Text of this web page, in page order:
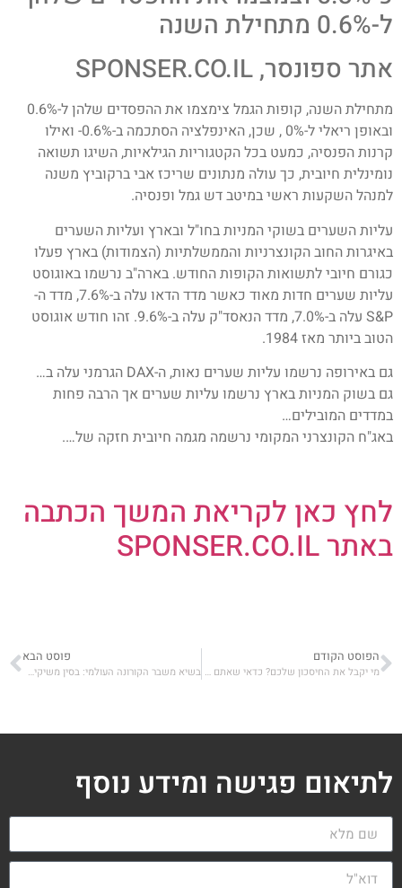
ל-0.6% מתחילת השנה
אתר ספונסר, SPONSER.CO.IL
מתחילת השנה, קופות הגמל צימצמו את ההפסדים שלהן ל-0.6%
ובאופן ריאלי ל-0% , שכן, האינפלציה הסתכמה ב-0.6%- ואילו
קרנות הפנסיה, כמעט בכל הקטגוריות הגילאיות, השיגו תשואה
נומינלית חיובית, כך עולה מנתונים שריכז אבי ברקוביץ משנה
למנהל השקעות ראשי במיטב דש גמל ופנסיה.
עליות השערים בשוקי המניות בחו"ל ובארץ ועליות השערים
באיגרות החוב הקונצרניות והממשלתיות (הצמודות) בארץ פעלו
כגורם חיובי לתשואות הקופות החודש. בארה"ב נרשמו באוגוסט
עליות שערים חדות מאוד כאשר מדד הדאו עלה ב-7.6%, מדד ה-
S&P עלה ב-7.0%, מדד הנאסד"ק עלה ב-9.6%. זהו חודש אוגוסט
הטוב ביותר מאז 1984.
גם באירופה נרשמו עליות שערים נאות, ה-DAX הגרמני עלה ב…
גם בשוק המניות בארץ נרשמו עליות שערים אך הרבה פחות
במדדים המובילים…
באג"ח הקונצרני המקומי נרשמה מגמה חיובית חזקה של….
לחץ כאן לקריאת המשך הכתבה
באתר SPONSER.CO.IL
הפוסט הקודם
מי יקבל את החיסכון שלכם? כדאי שאתם תקבעו
פוסט הבא
בשיא משבר הקורונה העולמי: בסין משיקים מדד טכנולוגיה חדש
לתיאום פגישה ומידע נוסף